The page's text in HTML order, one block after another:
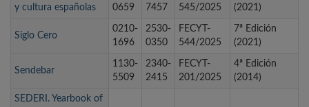
y cultura españolas
0659
7457
545/2025
(2021)
Siglo Cero
0210-
1696
2530-
0350
FECYT-
544/2025
7ª Edición
(2021)
Sendebar
1130-
5509
2340-
2415
FECYT-
201/2025
4ª Edición
(2014)
SEDERI. Yearbook of